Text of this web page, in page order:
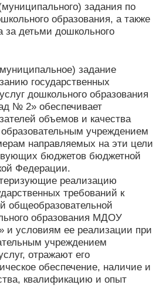
задания по
образования, а также
за детьми дошкольного
задание
государственных
дошкольного образования
№ 2» обеспечивает
объемов и качества
учреждением
направляемых на эти цели
бюджетов бюджетной
Федерации.
реализацию
требований к
общеобразовательной
образования МДОУ
и условиям ее реализации при
учреждением
отражают его
обеспечение, наличие и
квалификацию и опыт